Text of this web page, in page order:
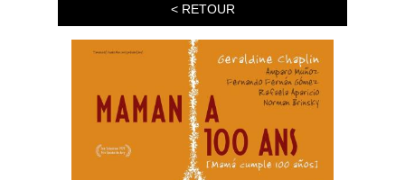
< RETOUR